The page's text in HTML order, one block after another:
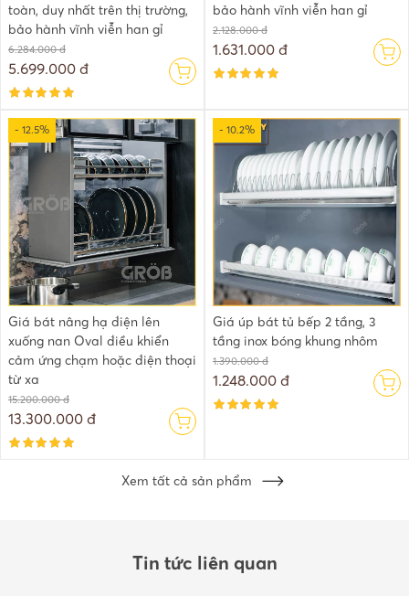
toàn, duy nhất trên thị trường,
bảo hành vĩnh viễn han gỉ
6.284.000 đ
5.699.000 đ
bảo hành vĩnh viễn han gỉ
2.128.000 đ
1.631.000 đ
- 12.5%
Giá bát nâng hạ điện lên
xuống nan Oval điều khiển
cảm ứng chạm hoặc điện thoại
từ xa
15.200.000 đ
13.300.000 đ
- 10.2%
Giá úp bát tủ bếp 2 tầng, 3
tầng inox bóng khung nhôm
1.390.000 đ
1.248.000 đ
Xem tất cả sản phẩm
Tin tức liên quan